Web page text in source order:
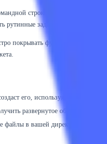
строки (CLI), который
рутинные задачи ИИ-ассистенту
покрывать функции юнит-
его, используя передовые
развернутое объяснение
в вашей директории,